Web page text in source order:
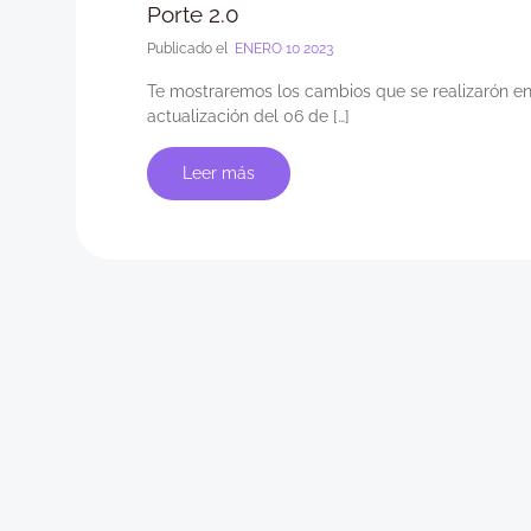
Porte 2.0
Publicado el ENERO 10 2023
Te mostraremos los cambios que se realizarón
actualización del 06 de […]
Leer más